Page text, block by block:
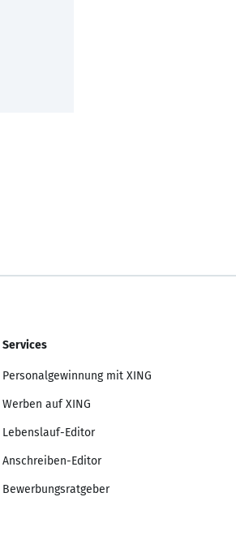
Services
Personalgewinnung mit XING
Werben auf XING
Lebenslauf-Editor
Anschreiben-Editor
Bewerbungsratgeber